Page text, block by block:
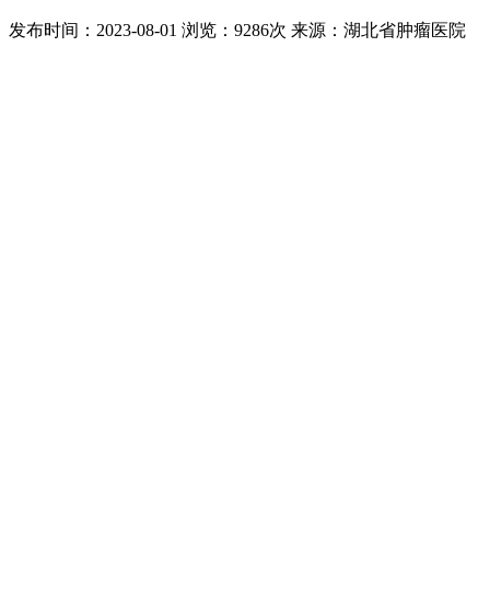
发布时间：2023-08-01 浏览：9286次 来源：湖北省肿瘤医院